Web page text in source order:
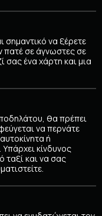
σημαντικό να ξέρετε
πατέ σε άγνωστες σε
σας ένα χάρτη και μια
θα πρέπει
να περνάτε
ή
κίνδυνος
ταξί και να σας